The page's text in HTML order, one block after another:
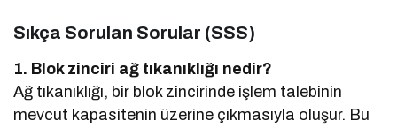
Sıkça Sorulan Sorular (SSS)
1. Blok zinciri ağ tıkanıklığı nedir?
Ağ tıkanıklığı, bir blok zincirinde işlem talebinin
mevcut kapasitenin üzerine çıkmasıyla oluşur. Bu